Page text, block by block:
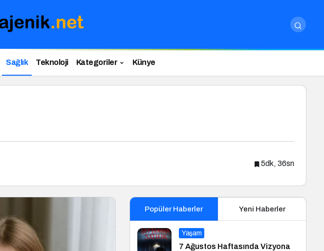
Sağlık Teknoloji Kategoriler Künye
5dk, 36sn
Popüler Haberler Yeni Haberler
Yaşam
7 Ağustos Haftasında Vizyona